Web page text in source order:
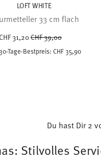
LOFT WHITE
33 cm flach
CHF 31,20Price reduced from
CHF 39,00
Tage-Bestpreis: CHF 35,90
Du hast Dir 2
Stilvolles